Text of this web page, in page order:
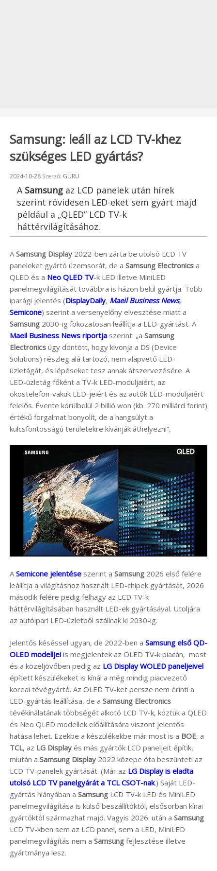
Samsung: leáll az LCD TV-khez
szükséges LED gyártás?
Beküldve:
2024-10-28 Szerző: GURU
A Samsung az LCD panelek után hírek
szerint rövidesen LED-eket sem gyárt majd
például a „QLED” LCD TV-k
háttérvilágításához.
A Samsung Display 2022-ben zárta be utolsó LCD TV
paneleket gyártó üzemsorát, de a Samsung Electronics a
QLED és a Neo QLED TV-k LED illetve MiniLED
panelmegvilágítását továbbra is házon belül gyártja. Több
iparági jelentés (DisplayDaily, Maeil Business News,
Semicone) szerint a versenyelőny elvesztése miatt a
Samsung 2030-ig fokozatosan leállítja a LED-gyártást. A
Maeil Business News riportja szerint: „a Samsung
Electronics úgy döntött, hogy kivonja a DS (Device
Solutions) részleg alá tartozó, nem alapvető LED-
üzletágát, és lépéseket tesz annak átszervezésére. A
LED-üzletág főként a TV-k LED-moduljaiért, az
okostelefon-vakuk LED-jeiért és az autók LED-moduljaiért
felelős. Évente körülbelül 2 billió won (kb. 270 milliárd forint)
értékű forgalmat bonyolít, de a hangsúlyt a
kulcsfontosságú területekre kívánják áthelyezni”,
A Semicone jelentése szerint a Samsung 2026 első felére
leállítja a világításhoz használt LED-chipek gyártását, 2026
második felére pedig felhagy az LCD TV-k
háttérvilágításában használt LED-ek gyártásával. Utoljára
az autóipari LED-üzletből szállnak ki 2030-ig.
Jelentős késéssel ugyan, de 2022-ben a Samsung első QD-
OLED modelljei is megjelentek az OLED TV-k piacán, most
és a közeljövőben pedig az LG Display WOLED paneljeivel
épített készülékeket is kínál a még mindig piacvezető
koreai tévégyártó. Az OLED TV-ket persze nem érinti a
LED-gyártás leállítása, de a Samsung Electronics
tévékínálatának többségét alkotó LCD TV-k, köztük a QLED
és Neo QLED modellek előállítására viszont jelentős
hatása lehet. Ezekbe a készülékekbe már most is a BOE, a
TCL, az LG Display és más gyártók LCD paneljeit építik,
miután a Samsung Display 2022 közepe óta beszünteti az
LCD TV-panelek gyártását. (Már az LG Display is eladta
utolsó LCD TV panelgyárát a TCL CSOT-nak.) Saját LED-
gyártás hiányában a Samsung LCD TV-k LED és MiniLED
panelmegvilágítása is külső beszállítóktól, elsősorban kínai
gyártóktól származhat majd. Vagyis 2026. után a Samsung
LCD TV-kben sem az LCD panel, sem a LED, MiniLED
panelmegvilágítás nem a Samsung fejlesztése illetve
gyártmánya lesz.